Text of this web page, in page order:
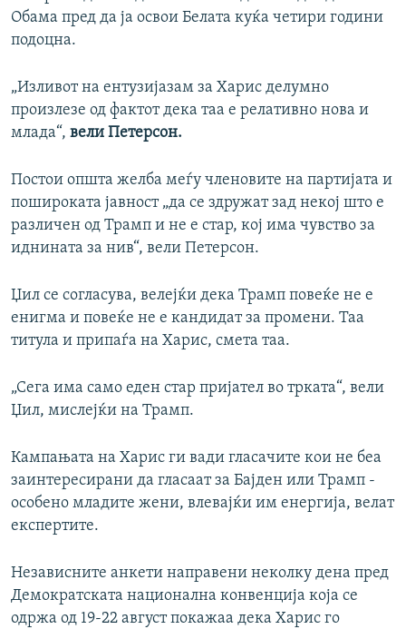
Обама пред да ја освои Белата куќа четири години
подоцна.
„Изливот на ентузијазам за Харис делумно
произлезе од фактот дека таа е релативно нова и
млада“, вели Петерсон.
Постои општа желба меѓу членовите на партијата и
пошироката јавност „да се здружат зад некој што е
различен од Трамп и не е стар, кој има чувство за
иднината за нив“, вели Петерсон.
Џил се согласува, велејќи дека Трамп повеќе не е
енигма и повеќе не е кандидат за промени. Таа
титула и припаѓа на Харис, смета таа.
„Сега има само еден стар пријател во трката“, вели
Џил, мислејќи на Трамп.
Кампањата на Харис ги вади гласачите кои не беа
заинтересирани да гласаат за Бајден или Трамп -
особено младите жени, влевајќи им енергија, велат
експертите.
Независните анкети направени неколку дена пред
Демократската национална конвенција која се
одржа од 19-22 август покажаа дека Харис го